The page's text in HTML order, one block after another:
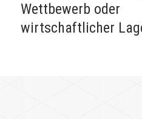
Wettbewerb oder
wirtschaftlicher